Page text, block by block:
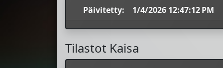
Päivitetty: 1/4/2026 12:47:12 PM
Tilastot Kaisa